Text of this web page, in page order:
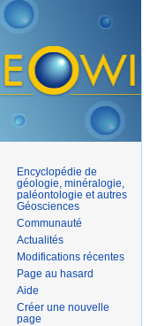
Encyclopédie de
géologie, minéralogie,
paléontologie et autres
Géosciences
Communauté
Actualités
Modifications récentes
Page au hasard
Aide
Créer une nouvelle
page